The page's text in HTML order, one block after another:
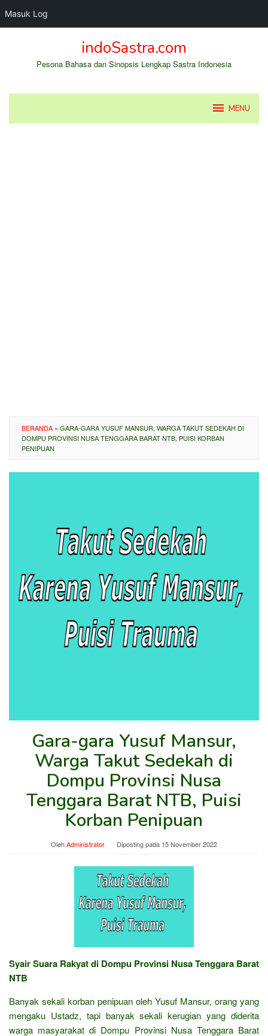
Masuk Log
indoSastra.com
Pesona Bahasa dan Sinopsis Lengkap Sastra Indonesia
MENU
BERANDA » GARA-GARA YUSUF MANSUR, WARGA TAKUT SEDEKAH DI
DOMPU PROVINSI NUSA TENGGARA BARAT NTB, PUISI KORBAN
PENIPUAN
Gara-gara Yusuf Mansur,
Warga Takut Sedekah di
Dompu Provinsi Nusa
Tenggara Barat NTB, Puisi
Korban Penipuan
OlehAdministrator Diposting pada 15 November 2022
Syair Suara Rakyat di Dompu Provinsi Nusa Tenggara Barat
NTB
Banyak sekali korban penipuan oleh Yusuf Mansur, orang yang
mengaku Ustadz, tapi banyak sekali kerugian yang diderita
warga masyarakat di Dompu Provinsi Nusa Tenggara Barat